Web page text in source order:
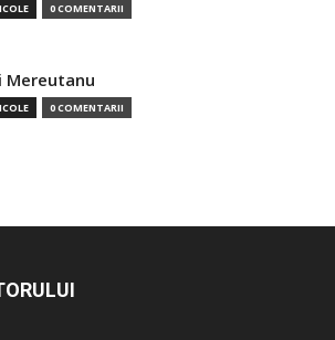
0 COMENTARII
Mereutanu
0 COMENTARII